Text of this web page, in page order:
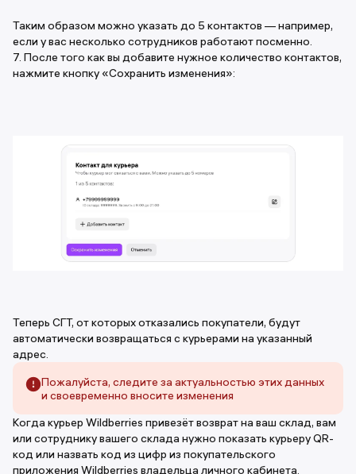
Таким образом можно указать до 5 контактов — например,
если у вас несколько сотрудников работают посменно.
7. После того как вы добавите нужное количество контактов,
нажмите кнопку «Сохранить изменения»:
Теперь СГТ, от которых отказались покупатели, будут
автоматически возвращаться с курьерами на указанный
адрес.
Пожалуйста, следите за актуальностью этих данных
и своевременно вносите изменения
Когда курьер Wildberries привезёт возврат на ваш склад, вам
или сотруднику вашего склада нужно показать курьеру QR-
код или назвать код из цифр из покупательского
приложения Wildberries владельца личного кабинета.